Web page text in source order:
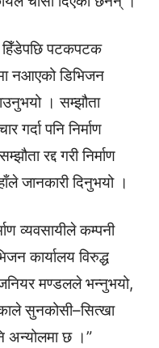
हिँडेपछि पटकपटक
नआएको डिभिजन
। सम्झौता
गर्दा पनि निर्माण
रद्द गरी निर्माण
जानकारी दिनुभयो ।
व्यवसायीले कम्पनी
कार्यालय विरुद्ध
मण्डलले भन्नुभयो,
सुनकोसी–सित्खा
अन्योलमा छ ।”